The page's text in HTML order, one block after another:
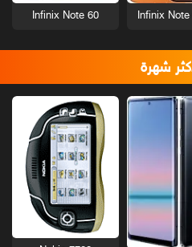
Infinix
Infinix Note 60
شهرة